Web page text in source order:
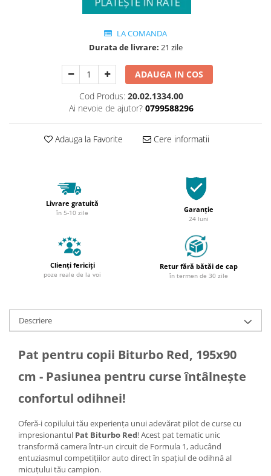
LA COMANDA
Durata de livrare: 21 zile
ADAUGA IN COS
Cod Produs: 20.02.1334.00
Ai nevoie de ajutor? 0799588296
Adauga la Favorite Cere informatii
Livrare gratuită
în 5-10 zile Garanție
24 luni
Clienți fericiți
poze reale de la voi
Retur fără bătăi de cap
în termen de 30 zile
Descriere
Pat pentru copii Biturbo Red, 195x90
cm - Pasiunea pentru curse întâlnește
confortul odihnei!
Oferă-i copilului tău experiența unui adevărat pilot de curse cu
impresionantul Pat Biturbo Red! Acest pat tematic unic
transformă camera într-un circuit de Formula 1, aducând
entuziasmul competițiilor auto direct în spațiul de odihnă al
micuțului tău campion.